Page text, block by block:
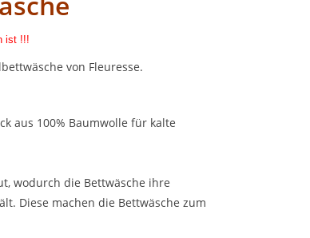
ist !!!
von Fleuresse.
aus 100% Baumwolle für kalte
wodurch die Bettwäsche ihre
Diese machen die Bettwäsche zum